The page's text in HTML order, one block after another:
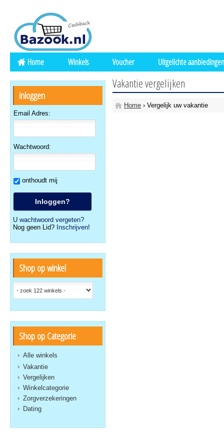
Home Winkels Voucher Uitgelichte aanbiedingen
inloggen
Email Adres:
Wachtwoord:
onthoudt mij
U wachtwoord vergeten?
Nog geen Lid? Inschrijven!
Shop op winkel
Shop op Categorie
Alle winkels
Vakantie
Vergelijken
Winkelcategorie
Zorgverzekeringen
Dating
Vakantie vergelijken
Home › Vergelijk uw vakantie